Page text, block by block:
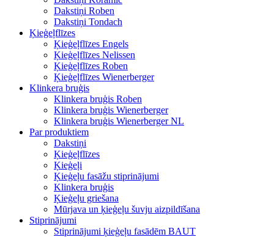
Dakstiņi Roben
Dakstiņi Tondach
Ķieģeļflīzes
Ķieģeļflīzes Engels
Ķieģeļflīzes Nelissen
Ķieģeļflīzes Roben
Ķieģeļflīzes Wienerberger
Klinkera bruģis
Klinkera bruģis Roben
Klinkera bruģis Wienerberger
Klinkera bruģis Wienerberger NL
Par produktiem
Dakstiņi
Ķieģeļflīzes
Ķieģeļi
Ķieģeļu fasāžu stiprinājumi
Klinkera bruģis
Ķieģeļu griešana
Mūrjava un ķieģeļu šuvju aizpildīšana
Stiprinājumi
Stiprinājumi ķieģeļu fasādēm BAUT